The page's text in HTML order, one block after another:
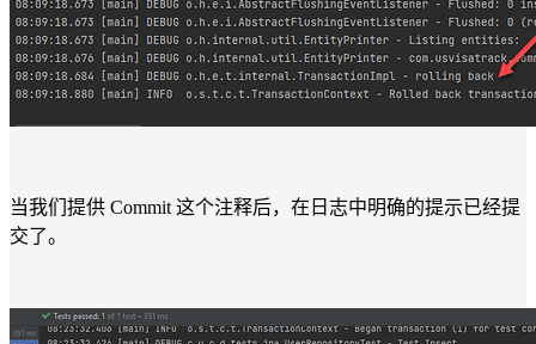
当我们提供 Commit 这个注释后，在日志中明确的提示已经提
交了。